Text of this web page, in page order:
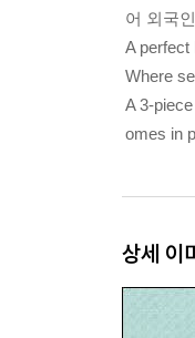
어 외국
A perfect
Where
A 3-
omes in
상세 이